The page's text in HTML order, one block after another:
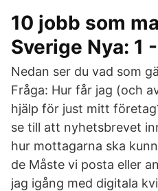
10 jobb som
Sverige Nya: 1
Nedan ser du vad som
Fråga: Hur får jag (och
hjälp för just mitt
se till att nyhetsbrevet
hur mottagarna ska
de Måste vi posta eller
jag igång med digitala